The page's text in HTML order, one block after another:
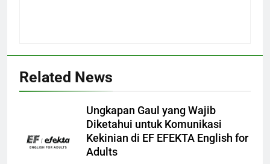
Related News
Ungkapan Gaul yang Wajib
Diketahui untuk Komunikasi
Kekinian di EF EFEKTA English for
Adults